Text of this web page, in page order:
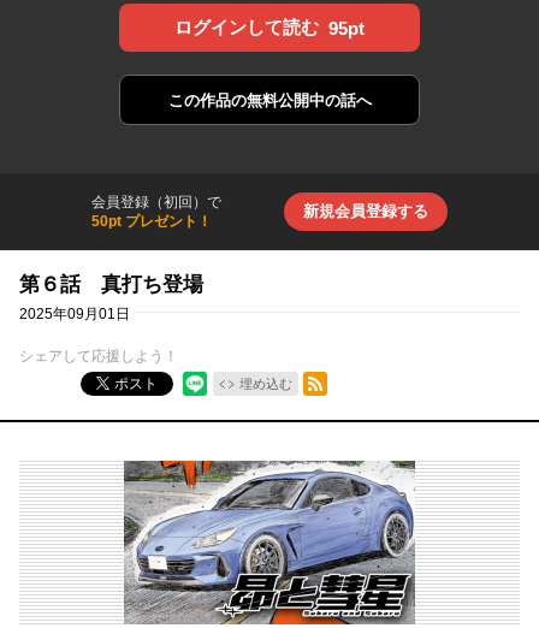
ログインして読む 95pt
この作品の無料公開中の話へ
会員登録（初回）で
50pt プレゼント！
新規会員登録する
第６話 真打ち登場
2025年09月01日
シェアして応援しよう！
ポスト
埋め込む
RSSフィード